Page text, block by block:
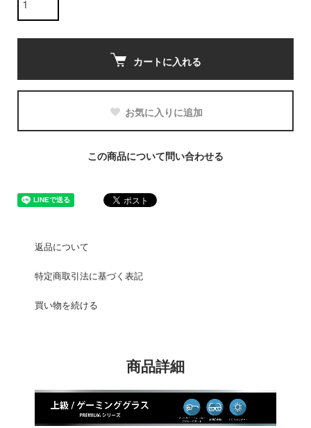
カートに入れる
お気に入りに追加
この商品について問い合わせる
返品について
特定商取引法に基づく表記
買い物を続ける
商品詳細